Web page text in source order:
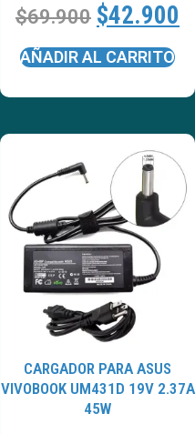
$69.900 $42.900
AÑADIR AL CARRITO
CARGADOR PARA ASUS
VIVOBOOK UM431D 19V 2.37A
45W